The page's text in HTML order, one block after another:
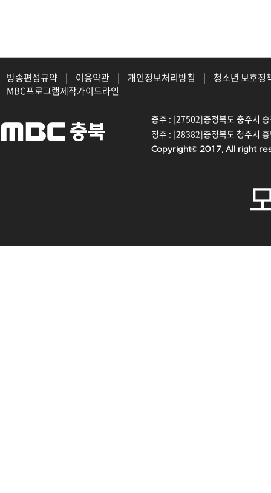
방송편성규약 | 이용약관 | 개인정보처리방침 |
청소년 보호정
MBC프로그램제작가이드라인
충주 : [27502]충청북도 충주시
청주 : [28382]충청북도 청주시
Copyright© 2017. All right